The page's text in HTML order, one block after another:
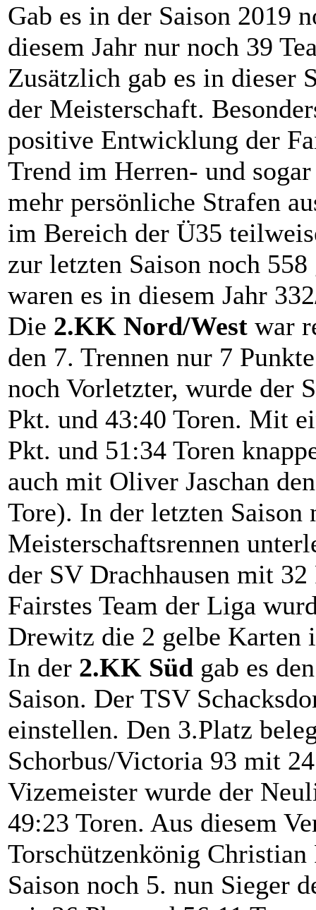
Gab es in der Saison 2019
diesem Jahr nur noch 39
Zusätzlich gab es in dieser
der Meisterschaft.
positive Entwicklung der
Trend im Herren- und
mehr persönliche Strafen
im Bereich der Ü35
zur letzten Saison noch
waren es in diesem Jahr
Die 2.KK Nord/West war
den 7. Trennen nur 7
noch Vorletzter, wurde der
Pkt. und 43:40 Toren. Mit
Pkt. und 51:34 Toren
auch mit Oliver Jaschan
Tore). In der letzten
Meisterschaftsrennen
der SV Drachhausen mit
Fairstes Team der Liga
Drewitz die 2 gelbe Karten
In der 2.KK Süd gab es
Saison. Der TSV
einstellen. Den 3.Platz
Schorbus/Victoria 93 mit
Vizemeister wurde der
49:23 Toren. Aus diesem
Torschützenkönig
Saison noch 5. nun Sieger